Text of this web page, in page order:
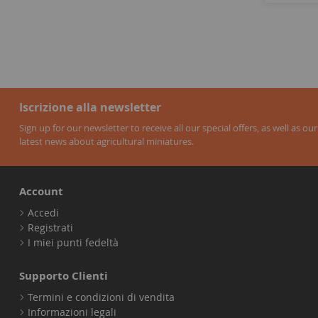
Iscrizione alla newsletter
Sign up for our newsletter to receive all our special offers, as well as our
latest news about agricultural miniatures.
Account
Accedi
Registrati
I miei punti fedeltà
Supporto Clienti
Termini e condizioni di vendita
Informazioni legali